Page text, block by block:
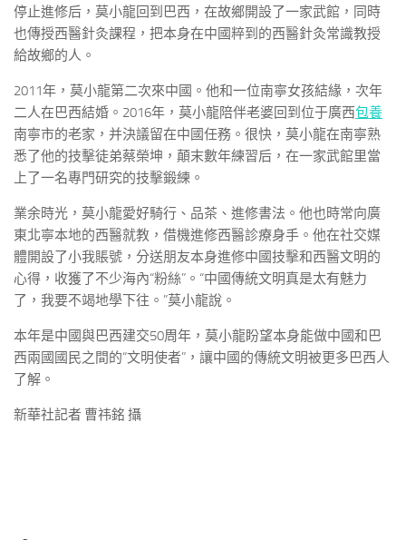
停止進修后，莫小龍回到巴西，在故鄉開設了一家武館，同時
也傳授西醫針灸課程，把本身在中國粹到的西醫針灸常識教授
給故鄉的人。
2011年，莫小龍第二次來中國。他和一位南寧女孩結緣，次年
二人在巴西結婚。2016年，莫小龍陪伴老婆回到位于廣西包養
南寧市的老家，并決議留在中國任務。很快，莫小龍在南寧熟
悉了他的技擊徒弟蔡榮坤，顛末數年練習后，在一家武館里當
上了一名專門研究的技擊鍛練。
業余時光，莫小龍愛好騎行、品茶、進修書法。他也時常向廣
東北寧本地的西醫就教，借機進修西醫診療身手。他在社交媒
體開設了小我賬號，分送朋友本身進修中國技擊和西醫文明的
心得，收獲了不少海內“粉絲”。“中國傳統文明真是太有魅力
了，我要不竭地學下往。”莫小龍說。
本年是中國與巴西建交50周年，莫小龍盼望本身能做中國和巴
西兩國國民之間的“文明使者”，讓中國的傳統文明被更多巴西人
了解。
新華社記者 曹祎銘 攝